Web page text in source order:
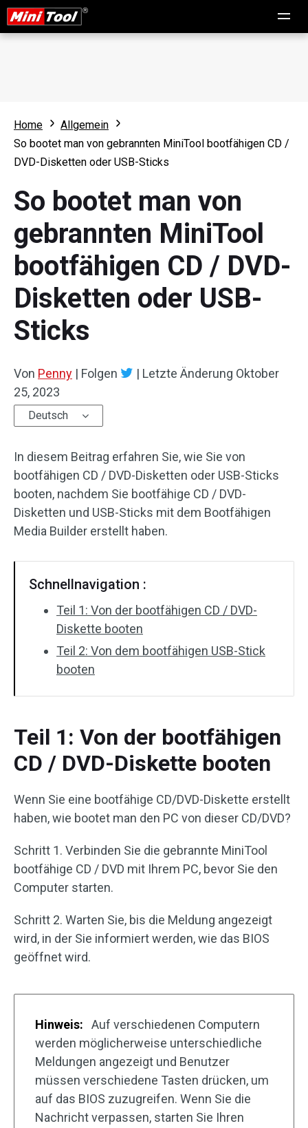
Home
Allgemein
So bootet man von gebrannten MiniTool bootfähigen CD /
DVD-Disketten oder USB-Sticks
So bootet man von
gebrannten MiniTool
bootfähigen CD / DVD-
Disketten oder USB-
Sticks
Von Penny | Folgen | Letzte Änderung Oktober
25, 2023
Deutsch
In diesem Beitrag erfahren Sie, wie Sie von
bootfähigen CD / DVD-Disketten oder USB-Sticks
booten, nachdem Sie bootfähige CD / DVD-
Disketten und USB-Sticks mit dem Bootfähigen
Media Builder erstellt haben.
Schnellnavigation :
Teil 1: Von der bootfähigen CD / DVD-
Diskette booten
Teil 2: Von dem bootfähigen USB-Stick
booten
Teil 1: Von der bootfähigen
CD / DVD-Diskette booten
Wenn Sie eine bootfähige CD/DVD-Diskette erstellt
haben, wie bootet man den PC von dieser CD/DVD?
Schritt 1. Verbinden Sie die gebrannte MiniTool
bootfähige CD / DVD mit Ihrem PC, bevor Sie den
Computer starten.
Schritt 2. Warten Sie, bis die Meldung angezeigt
wird, in der Sie informiert werden, wie das BIOS
geöffnet wird.
Hinweis:
Auf verschiedenen Computern
werden möglicherweise unterschiedliche
Meldungen angezeigt und Benutzer
müssen verschiedene Tasten drücken, um
auf das BIOS zuzugreifen. Wenn Sie die
Nachricht verpassen, starten Sie Ihren